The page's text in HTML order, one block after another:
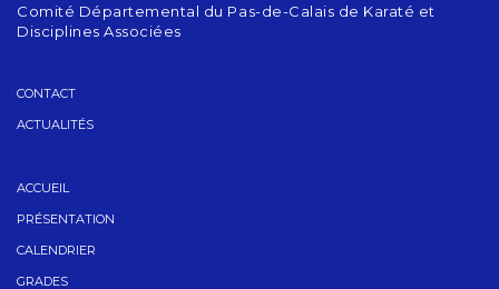
Comité Départemental du Pas-de-Calais de Karaté et
Disciplines Associées
CONTACT
ACTUALITÉS
ACCUEIL
PRÉSENTATION
CALENDRIER
GRADES